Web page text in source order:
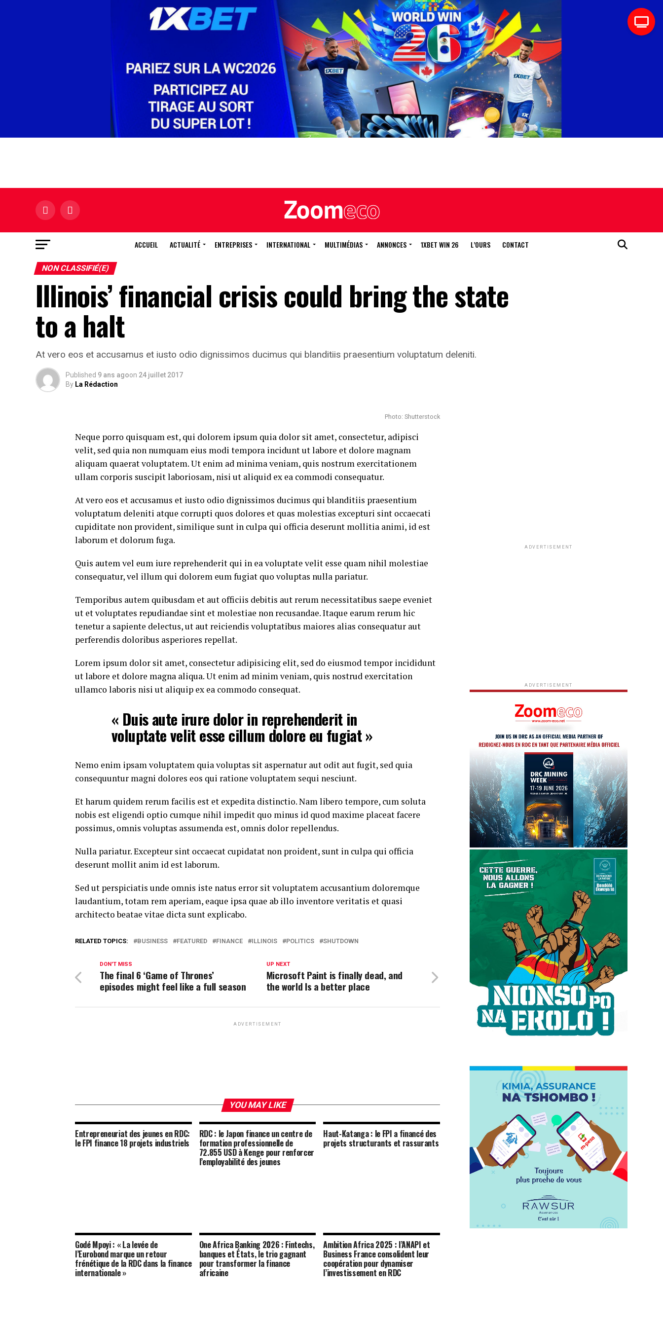
ACCUEIL ACTUALITÉ ENTREPRISES INTERNATIONAL MULTIMÉDIAS ANNONCES 1XBET WIN 26 L’OURS CONTACT
NON CLASSIFIÉ(E)
Illinois’ financial crisis could bring the state
to a halt
At vero eos et accusamus et iusto odio dignissimos ducimus qui blanditiis praesentium voluptatum deleniti.
Published 9 ans agoon 24 juillet 2017
By La Rédaction
Photo: Shutterstock
Neque porro quisquam est, qui dolorem ipsum quia dolor sit amet, consectetur, adipisci
velit, sed quia non numquam eius modi tempora incidunt ut labore et dolore magnam
aliquam quaerat voluptatem. Ut enim ad minima veniam, quis nostrum exercitationem
ullam corporis suscipit laboriosam, nisi ut aliquid ex ea commodi consequatur.
At vero eos et accusamus et iusto odio dignissimos ducimus qui blanditiis praesentium
voluptatum deleniti atque corrupti quos dolores et quas molestias excepturi sint occaecati
cupiditate non provident, similique sunt in culpa qui officia deserunt mollitia animi, id est
laborum et dolorum fuga.
Quis autem vel eum iure reprehenderit qui in ea voluptate velit esse quam nihil molestiae
consequatur, vel illum qui dolorem eum fugiat quo voluptas nulla pariatur.
Temporibus autem quibusdam et aut officiis debitis aut rerum necessitatibus saepe eveniet
ut et voluptates repudiandae sint et molestiae non recusandae. Itaque earum rerum hic
tenetur a sapiente delectus, ut aut reiciendis voluptatibus maiores alias consequatur aut
perferendis doloribus asperiores repellat.
Lorem ipsum dolor sit amet, consectetur adipisicing elit, sed do eiusmod tempor incididunt
ut labore et dolore magna aliqua. Ut enim ad minim veniam, quis nostrud exercitation
ullamco laboris nisi ut aliquip ex ea commodo consequat.
« Duis aute irure dolor in reprehenderit in
voluptate velit esse cillum dolore eu fugiat »
Nemo enim ipsam voluptatem quia voluptas sit aspernatur aut odit aut fugit, sed quia
consequuntur magni dolores eos qui ratione voluptatem sequi nesciunt.
Et harum quidem rerum facilis est et expedita distinctio. Nam libero tempore, cum soluta
nobis est eligendi optio cumque nihil impedit quo minus id quod maxime placeat facere
possimus, omnis voluptas assumenda est, omnis dolor repellendus.
Nulla pariatur. Excepteur sint occaecat cupidatat non proident, sunt in culpa qui officia
deserunt mollit anim id est laborum.
Sed ut perspiciatis unde omnis iste natus error sit voluptatem accusantium doloremque
laudantium, totam rem aperiam, eaque ipsa quae ab illo inventore veritatis et quasi
architecto beatae vitae dicta sunt explicabo.
RELATED TOPICS: BUSINESS FEATURED FINANCE ILLINOIS POLITICS SHUTDOWN
UP NEXT
Microsoft Paint is finally dead, and
the world Is a better place
DON'T MISS
The final 6 ‘Game of Thrones’
episodes might feel like a full season
ADVERTISEMENT
YOU MAY LIKE
Entrepreneuriat des jeunes en RDC:
le FPI finance 18 projets industriels
RDC : le Japon finance un centre de
formation professionnelle de
72.855 USD à Kenge pour renforcer
l’employabilité des jeunes
Haut-Katanga : le FPI a financé des
projets structurants et rassurants
Godé Mpoyi : « La levée de
l’Eurobond marque un retour
frénétique de la RDC dans la finance
internationale »
One Africa Banking 2026 : Fintechs,
banques et États, le trio gagnant
pour transformer la finance
africaine
Ambition Africa 2025 : l’ANAPI et
Business France consolident leur
coopération pour dynamiser
l’investissement en RDC
ADVERTISEMENT
ADVERTISEMENT